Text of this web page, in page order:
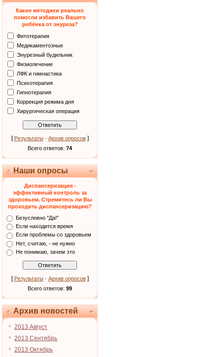
Какие методики реально
помогли избавить Вашего
ребёнка от энуреза?
Фитотерапия
Медикаментозные
Энурезный будильник
Физиолечение
ЛФК и гимнастика
Психотерапия
Гипнотерапия
Коррекция режима дня
Хирургическая операция
[ Результаты· Архив опросов]
Всего ответов: 74
Наши опросы
Диспансеризация -
эффективный контроль за
здоровьем. Стремитесь ли Вы
проходить диспансеризацию?
Безусловно "Да!"
Если находится время
Если проблемы со здоровьем
Нет, считаю, - не нужно
Не понимаю, зачем это
[ Результаты· Архив опросов]
Всего ответов: 99
Архив новостей
2013 Август
2013 Сентябрь
2013 Октябрь